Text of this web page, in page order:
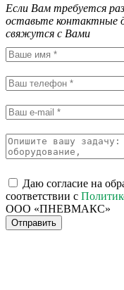
Если Вам требуется
оставьте
свяжутся с Вами
Даю согласие на
соответствии с
ООО «ПНЕВМАКС»
Отправить